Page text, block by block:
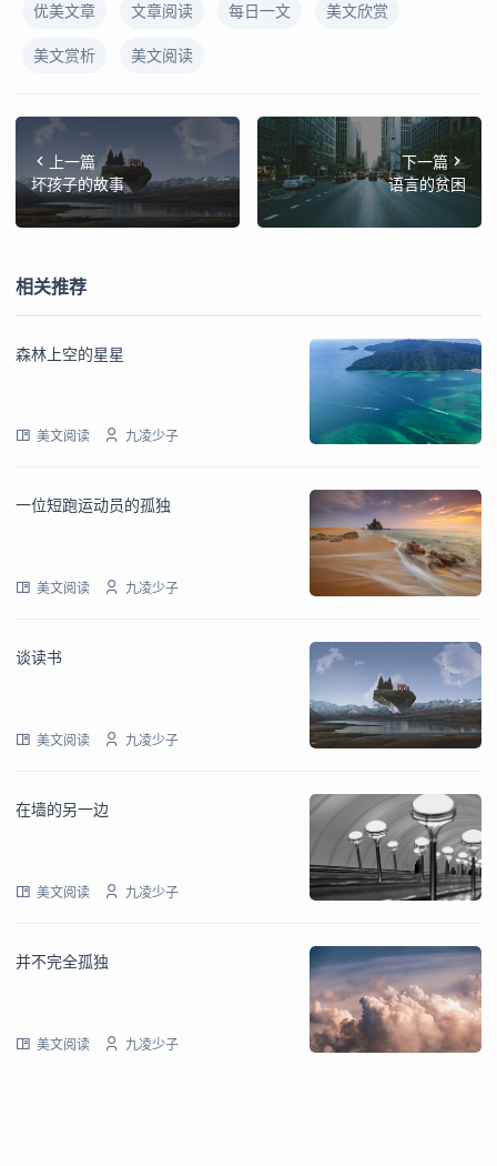
优美文章 文章阅读 每日一文 美文欣赏
美文赏析 美文阅读
上一篇
坏孩子的故事
下一篇
语言的贫困
相关推荐
森林上空的星星
美文阅读 九凌少子
一位短跑运动员的孤独
美文阅读 九凌少子
谈读书
美文阅读 九凌少子
在墙的另一边
美文阅读 九凌少子
并不完全孤独
美文阅读 九凌少子